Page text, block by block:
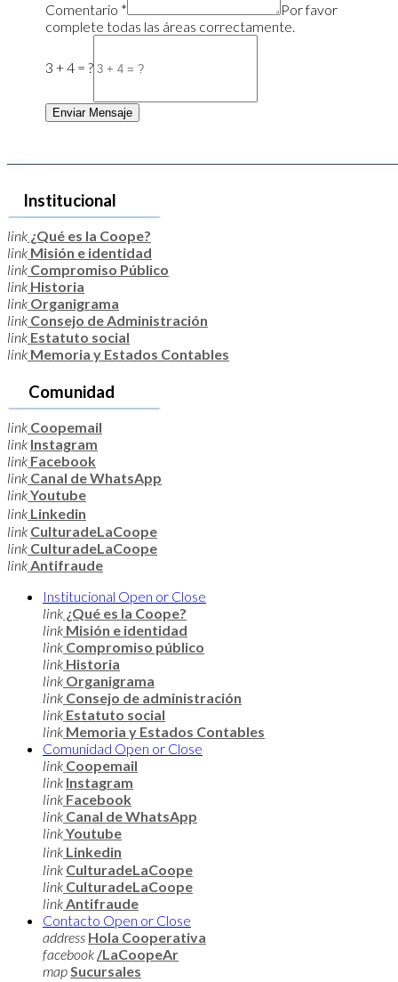
Comentario *
Por favor
complete todas las áreas correctamente.
3 + 4 = ?
Enviar Mensaje
Institucional
link ¿Qué es la Coope?
link Misión e identidad
link Compromiso Público
link Historia
link Organigrama
link Consejo de Administración
link Estatuto social
link Memoria y Estados Contables
Comunidad
link Coopemail
link Instagram
link Facebook
link Canal de WhatsApp
linkYoutube
link Linkedin
link CulturadeLaCoope
link CulturadeLaCoope
linkAntifraude
Institucional Open or Close
link ¿Qué es la Coope?
link Misión e identidad
link Compromiso público
link Historia
link Organigrama
link Consejo de administración
link Estatuto social
link Memoria y Estados Contables
Comunidad Open or Close
link Coopemail
link Instagram
link Facebook
link Canal de WhatsApp
linkYoutube
link Linkedin
link CulturadeLaCoope
link CulturadeLaCoope
linkAntifraude
Contacto Open or Close
address Hola Cooperativa
facebook /LaCoopeAr
mapSucursales